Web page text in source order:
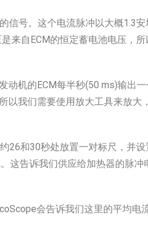
信号。这个电流脉冲以大概1.3
来自ECM的恒定蓄电池电压，
机的ECM每半秒(50 ms)输出
以我们需要使用放大工具来放大
26和30秒处放置一对标尺，并
这告诉我们供应给加热器的脉
会告诉我们这里的平均电